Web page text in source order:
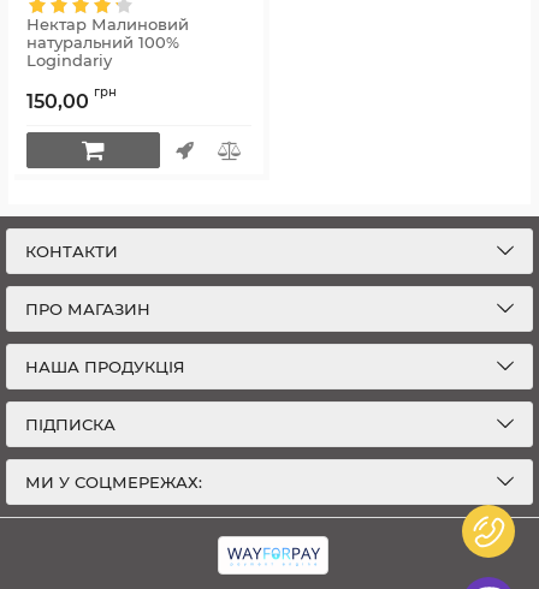
Нектар Малиновий
натуральний 100%
Logindariy
150,00 грн
КОНТАКТИ
ПРО МАГАЗИН
НАША ПРОДУКЦІЯ
ПІДПИСКА
МИ У СОЦМЕРЕЖАХ: